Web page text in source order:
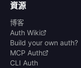
資源
博客
Auth Wiki
Build your own auth?
MCP Auth
CLI Auth